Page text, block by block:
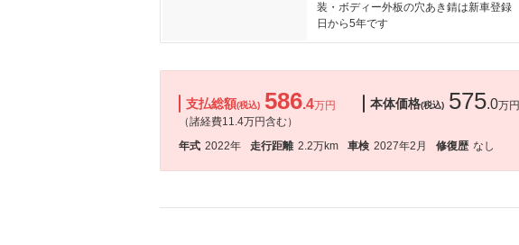
装・ボディー外板の穴あき錆は新車登録
日から5年です
支払総額(税込) 586.4万円
（諸経費11.4万円含む）
本体価格(税込) 575.0万円
年式 2022年 走行距離 2.2万km 車検 2027年2月 修復歴 なし